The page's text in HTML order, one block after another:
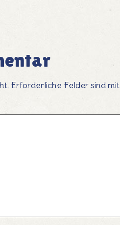
Erforderliche Felder sind mit